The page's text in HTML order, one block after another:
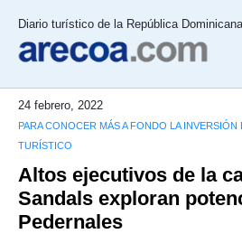
Diario turístico de la República Dominicana
24 febrero, 2022
PARA CONOCER MÁS A FONDO LA
TURÍSTICO
Altos ejecutivos de la
Sandals exploran
Pedernales